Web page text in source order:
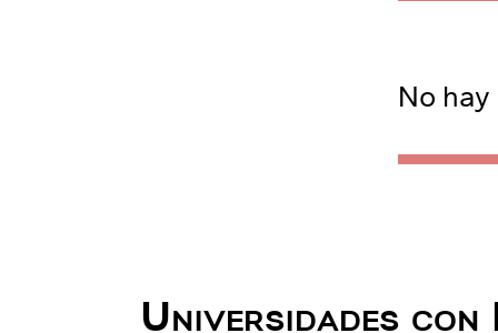
No
Universidades